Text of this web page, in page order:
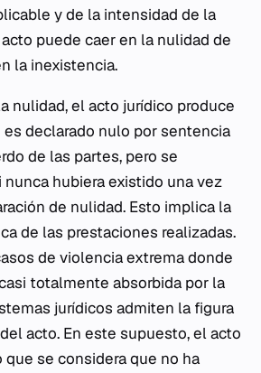
y de la intensidad de la
puede caer en la nulidad de
la inexistencia.
nulidad, el acto jurídico produce
declarado nulo por sentencia
de las partes, pero se
hubiera existido una vez
de nulidad. Esto implica la
de las prestaciones realizadas.
de violencia extrema donde
totalmente absorbida por la
jurídicos admiten la figura
acto. En este supuesto, el acto
se considera que no ha